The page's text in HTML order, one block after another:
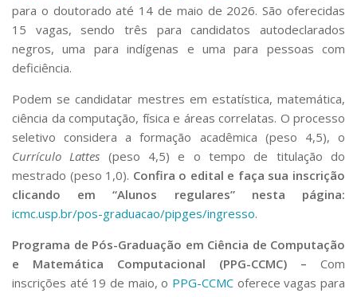
para o doutorado até 14 de maio de 2026. São oferecidas
15 vagas, sendo três para candidatos autodeclarados
negros, uma para indígenas e uma para pessoas com
deficiência.
Podem se candidatar mestres em estatística, matemática,
ciência da computação, física e áreas correlatas. O processo
seletivo considera a formação acadêmica (peso 4,5), o
Currículo Lattes (peso 4,5) e o tempo de titulação do
mestrado (peso 1,0). Confira o edital e faça sua inscrição
clicando em “Alunos regulares” nesta página:
icmc.usp.br/pos-graduacao/pipges/ingresso.
Programa de Pós-Graduação em Ciência de Computação
e Matemática Computacional (PPG-CCMC) – Com
inscrições até 19 de maio, o PPG-CCMC oferece vagas para